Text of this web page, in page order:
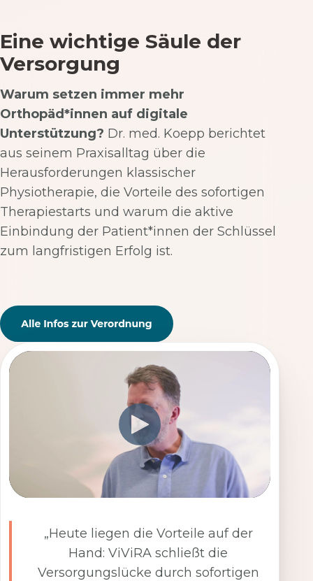
Eine wichtige Säule der
Versorgung
Warum setzen immer mehr
Orthopäd*innen auf digitale
Unterstützung? Dr. med. Koepp berichtet
aus seinem Praxisalltag über die
Herausforderungen klassischer
Physiotherapie, die Vorteile des sofortigen
Therapiestarts und warum die aktive
Einbindung der Patient*innen der Schlüssel
zum langfristigen Erfolg ist.
„Heute liegen die Vorteile auf der
Hand: ViViRA schließt die
Versorgungslücke durch sofortigen